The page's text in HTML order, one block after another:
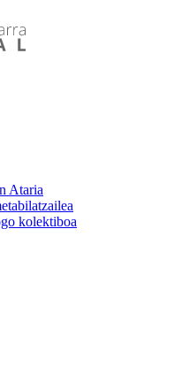
Ataria
kolektiboa